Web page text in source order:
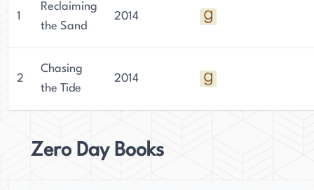
1
Reclaiming
the Sand
2014
2
Chasing
the Tide
2014
Zero Day Books